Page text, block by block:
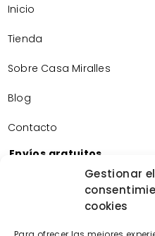
Gestionar el
cookies
Inicio
Tienda
Sobre Casa Miralles
Blog
Contacto
Envíos gratuitos
Envíos gratuitos por la
Devoluciones gratuitas
Devoluciones gratuitas en
Pago seguro